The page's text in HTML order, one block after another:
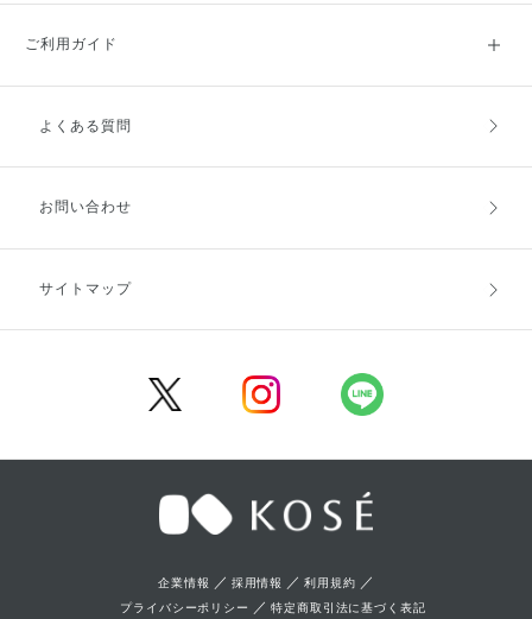
ご利用ガイド
ご利用ガイドトップ
お支払方法
キャンセル・返品・交換
よくある質問
お問い合わせ
サイトマップ
企業情報 ／ 採用情報 ／利用規約 ／
プライバシーポリシー ／特定商取引法に基づく表記